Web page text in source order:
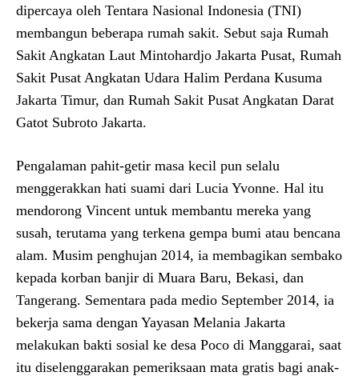
dipercaya oleh Tentara Nasional Indonesia (TNI)
membangun beberapa rumah sakit. Sebut saja Rumah
Sakit Angkatan Laut Mintohardjo Jakarta Pusat, Rumah
Sakit Pusat Angkatan Udara Halim Perdana Kusuma
Jakarta Timur, dan Rumah Sakit Pusat Angkatan Darat
Gatot Subroto Jakarta.
Pengalaman pahit-getir masa kecil pun selalu
menggerakkan hati suami dari Lucia Yvonne. Hal itu
mendorong Vincent untuk membantu mereka yang
susah, terutama yang terkena gempa bumi atau bencana
alam. Musim penghujan 2014, ia membagikan sembako
kepada korban banjir di Muara Baru, Bekasi, dan
Tangerang. Sementara pada medio September 2014, ia
bekerja sama dengan Yayasan Melania Jakarta
melakukan bakti sosial ke desa Poco di Manggarai, saat
itu diselenggarakan pemeriksaan mata gratis bagi anak-